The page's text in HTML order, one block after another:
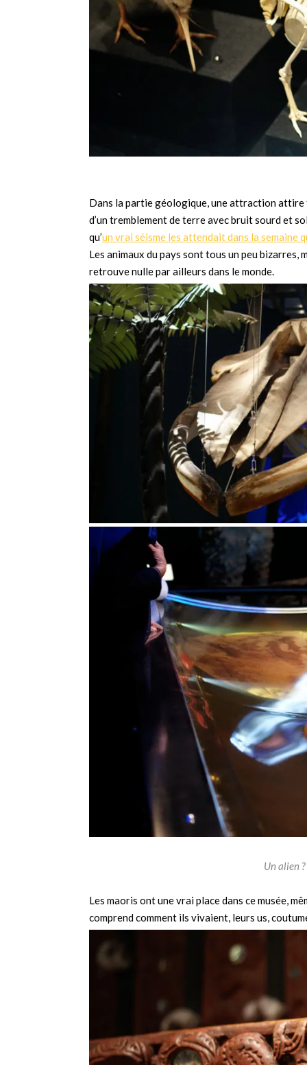
Dans la partie géologique, une attraction attire
d’un tremblement de terre avec bruit sourd et
qu’un vrai séisme les attendait dans la semaine
Les animaux du pays sont tous un peu bizarres,
retrouve nulle par ailleurs dans le monde.
Un alien
Les maoris ont une vrai place dans ce musée,
comprend comment ils vivaient, leurs us,